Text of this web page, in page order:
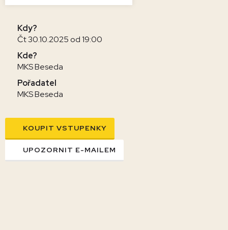
Kdy?
Čt 30.10.2025 od 19:00
Kde?
MKS Beseda
Pořadatel
MKS Beseda
KOUPIT VSTUPENKY
UPOZORNIT E-MAILEM